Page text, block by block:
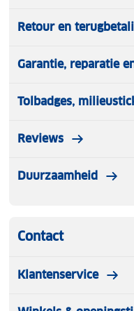
Retour en
Garantie, reparatie
Tolbadges,
Reviews
Duurzaamheid
Contact
Klantenservice